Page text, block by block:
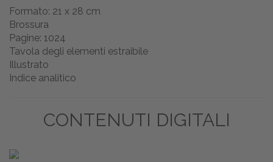
Formato: 21 x 28 cm
Brossura
Pagine: 1024
Tavola degli elementi estraibile
Illustrato
Indice analitico
CONTENUTI DIGITALI